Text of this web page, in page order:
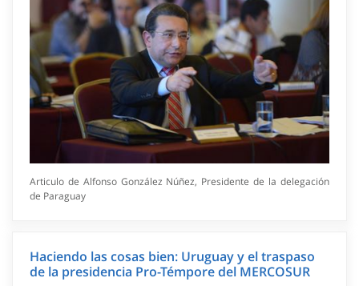
Articulo de Alfonso González Núñez, Presidente de la delegación
de Paraguay
Haciendo las cosas bien: Uruguay y el traspaso
de la presidencia Pro-Témpore del MERCOSUR